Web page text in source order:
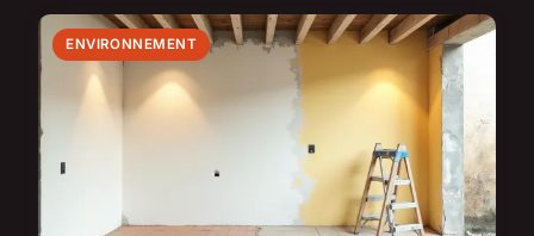
ENVIRONNEMENT